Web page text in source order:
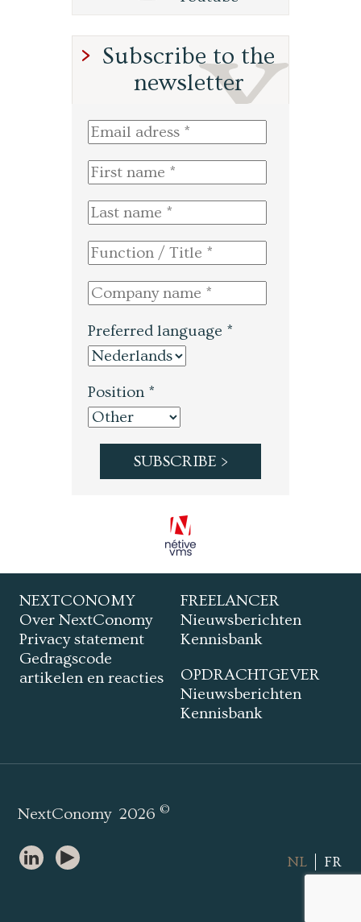
Subscribe to the
newsletter
Preferred language *
Position *
NEXTCONOMY
Over NextConomy
Privacy statement
Gedragscode
artikelen en reacties
FREELANCER
Nieuwsberichten
Kennisbank
OPDRACHTGEVER
Nieuwsberichten
Kennisbank
NextConomy 2026©
NL FR